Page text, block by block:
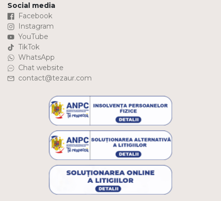
Social media
Facebook
Instagram
YouTube
TikTok
WhatsApp
Chat website
contact@tezaur.com